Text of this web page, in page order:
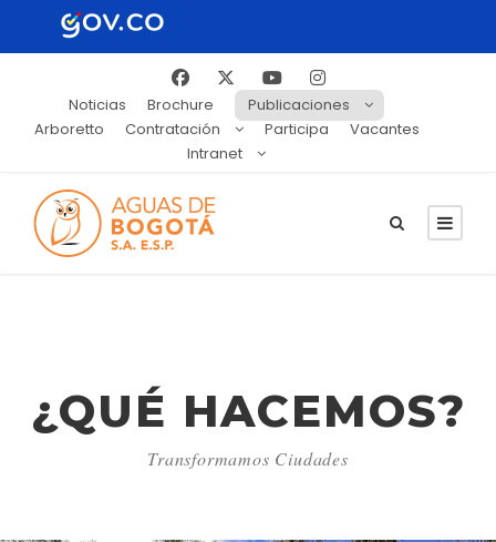
Noticias Brochure
Publicaciones
Arboretto
Contratación Participa
Vacantes
Intranet
¿QUÉ HACEMOS?
Transformamos Ciudades